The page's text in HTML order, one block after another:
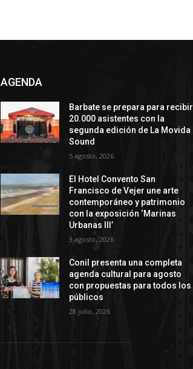
AGENDA
Barbate se prepara para recibir
20.000 asistentes con la
segunda edición de La Movida
Sound
5 agosto, 2026
El Hotel Convento San
Francisco de Vejer une arte
contemporáneo y patrimonio
con la exposición ‘Marinas
Urbanas III’
3 agosto, 2026
Conil presenta una completa
agenda cultural para agosto
con propuestas para todos los
públicos
28 julio, 2026